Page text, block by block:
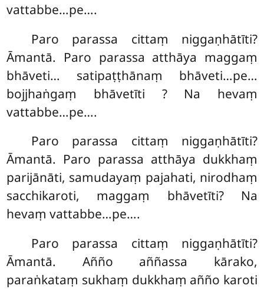
vattabbe…pe….
Paro parassa cittaṃ niggaṇhātīti?
Āmantā. Paro parassa atthāya maggaṃ
bhāveti… satipaṭṭhānaṃ bhāveti…pe…
bojjhaṅgaṃ bhāvetīti ? Na hevaṃ
vattabbe…pe….
Paro parassa cittaṃ niggaṇhātīti?
Āmantā. Paro parassa atthāya dukkhaṃ
parijānāti, samudayaṃ pajahati, nirodhaṃ
sacchikaroti, maggaṃ bhāvetīti? Na
hevaṃ vattabbe…pe….
Paro parassa cittaṃ niggaṇhātīti?
Āmantā. Añño aññassa kārako,
paraṅkataṃ sukhaṃ dukkhaṃ añño karoti